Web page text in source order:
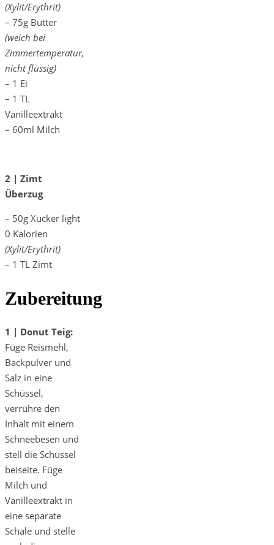
(Xylit/Erythrit)
– 75g Butter
(weich bei
Zimmertemperatur,
nicht flüssig)
– 1 Ei
– 1 TL
Vanilleextrakt
– 60ml Milch
2 | Zimt
Überzug
– 50g Xucker light
0 Kalorien
(Xylit/Erythrit)
– 1 TL Zimt
Zubereitung
1 | Donut Teig:
Füge Reismehl,
Backpulver und
Salz in eine
Schüssel,
verrühre den
Inhalt mit einem
Schneebesen und
stell die Schüssel
beiseite. Füge
Milch und
Vanilleextrakt in
eine separate
Schale und stelle